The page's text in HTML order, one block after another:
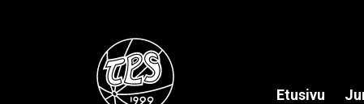
Etusivu